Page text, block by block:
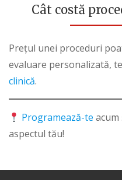
Cât costă
Prețul unei proceduri
evaluare personalizată,
clinică.
Programează-te
aspectul tău!